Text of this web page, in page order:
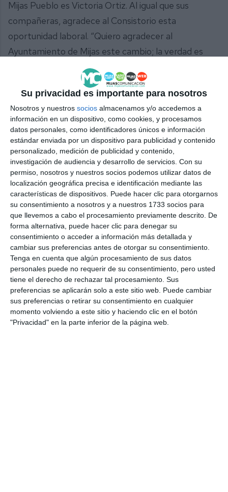
Su privacidad es importante para nosotros
Nosotros y nuestros socios almacenamos y/o accedemos a
información en un dispositivo, como cookies, y procesamos
datos personales, como identificadores únicos e información
estándar enviada por un dispositivo para publicidad y contenido
personalizado, medición de publicidad y contenido,
investigación de audiencia y desarrollo de servicios. Con su
permiso, nosotros y nuestros socios podemos utilizar datos de
localización geográfica precisa e identificación mediante las
características de dispositivos. Puede hacer clic para otorgarnos
su consentimiento a nosotros y a nuestros 1733 socios para
que llevemos a cabo el procesamiento previamente descrito. De
forma alternativa, puede hacer clic para denegar su
consentimiento o acceder a información más detallada y
cambiar sus preferencias antes de otorgar su consentimiento.
Tenga en cuenta que algún procesamiento de sus datos
personales puede no requerir de su consentimiento, pero usted
tiene el derecho de rechazar tal procesamiento. Sus
preferencias se aplicarán solo a este sitio web. Puede cambiar
sus preferencias o retirar su consentimiento en cualquier
momento volviendo a este sitio y haciendo clic en el botón
"Privacidad" en la parte inferior de la página web.
Mijas Pueblo es Victoria Ortiz. Al igual que sus
compañeras, agradece al Consistorio esta
oportunidad laboral. “Quiero agradecer al
Ayuntamiento de Mijas este cambio; la verdad es
que no lo esperábamos, éramos ya muy pocas y no
dábamos para cubrir todo el trabajo; sabíamos que
iba a pasar algo pero no sabíamos qué, y tanto yo
como mis compañeras estamos muy contentas,
estamos muy bien”, concluyó Ortiz.
Comparte esta noticia desde el siguiente enlace:
https://mijascom.com/?a=38670
MIJAS LIMPIADORAS REUBICADAS CONSERJES